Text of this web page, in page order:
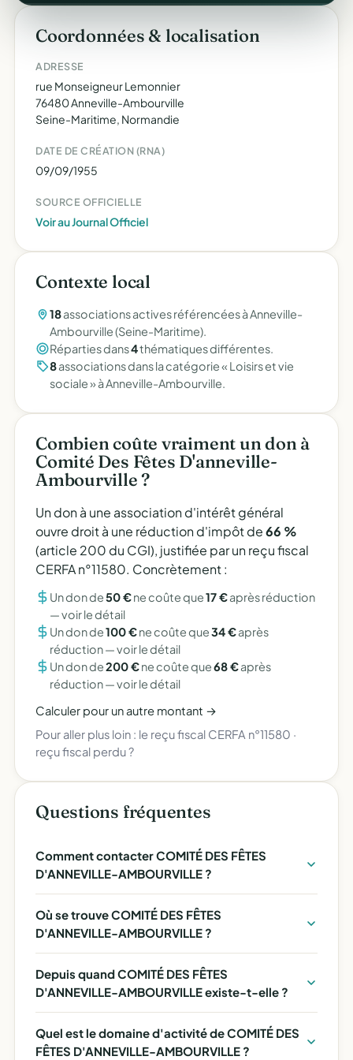
Coordonnées & localisation
ADRESSE
rue Monseigneur Lemonnier
76480 Anneville-Ambourville
Seine-Maritime, Normandie
DATE DE CRÉATION (RNA)
09/09/1955
SOURCE OFFICIELLE
Voir au Journal Officiel
Contexte local
18associations actives référencées à Anneville-
Ambourville (Seine-Maritime).
Réparties dans4thématiques différentes.
8associations dans la catégorie « Loisirs et vie
sociale » à Anneville-Ambourville.
Combien coûte vraiment un don à
Comité Des Fêtes D'anneville-
Ambourville ?
Un don à une association d'intérêt général
ouvre droit à une réduction d'impôt de66 %
(article 200 du CGI), justifiée par un reçu fiscal
CERFA n°11580. Concrètement :
Un don de50 €ne coûte que17 €après réduction
—voir le détail
Un don de100 €ne coûte que34 €après
réduction —voir le détail
Un don de200 €ne coûte que68 €après
réduction —voir le détail
Calculer pour un autre montant →
Pour aller plus loin : le reçu fiscal CERFA n°11580 ·
reçu fiscal perdu ?
Questions fréquentes
Comment contacter COMITÉ DES FÊTES
D'ANNEVILLE-AMBOURVILLE ?
Où se trouve COMITÉ DES FÊTES
D'ANNEVILLE-AMBOURVILLE ?
Depuis quand COMITÉ DES FÊTES
D'ANNEVILLE-AMBOURVILLE existe-t-elle ?
Quel est le domaine d'activité de COMITÉ DES
FÊTES D'ANNEVILLE-AMBOURVILLE ?